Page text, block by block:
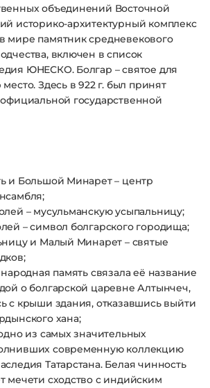
объединений Восточной
историко-архитектурный комплекс
мире памятник средневекового
включен в список
ЮНЕСКО. Болгар – святое для
Здесь в 922 г. был принят
государственной
и Большой Минарет – центр
– мусульманскую усыпальницу;
– символ болгарского городища;
и Малый Минарет – святые
память связала её название
о болгарской царевне Алтынчеч,
с крыши здания, отказавшись выйти
хана;
из самых значительных
современную коллекцию
Татарстана. Белая чинность
мечети сходство с индийским